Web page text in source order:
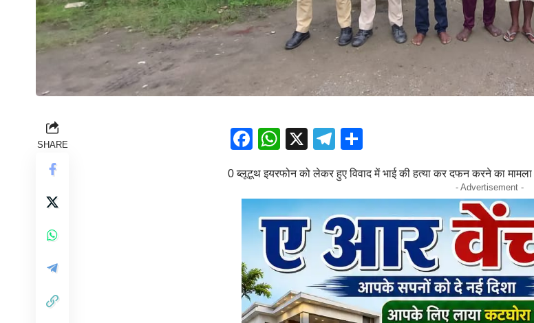
SHARE Facebook
WhatsApp
X Telegram
0 ब्लूटूथ इयरफोन को लेकर हुए विवाद में भाई की हत्या कर दफन करने का मामला
- Advertisement -